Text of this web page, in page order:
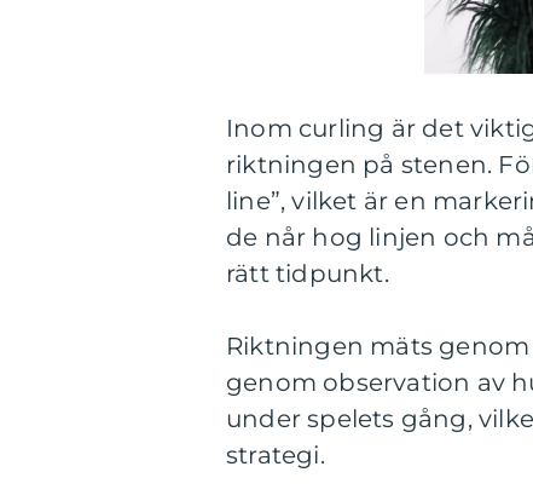
Inom curling är det
riktningen på stenen.
line”, vilket är en
de når hog linjen och
rätt tidpunkt.
Riktningen mäts
genom observation av
under spelets gång,
strategi.